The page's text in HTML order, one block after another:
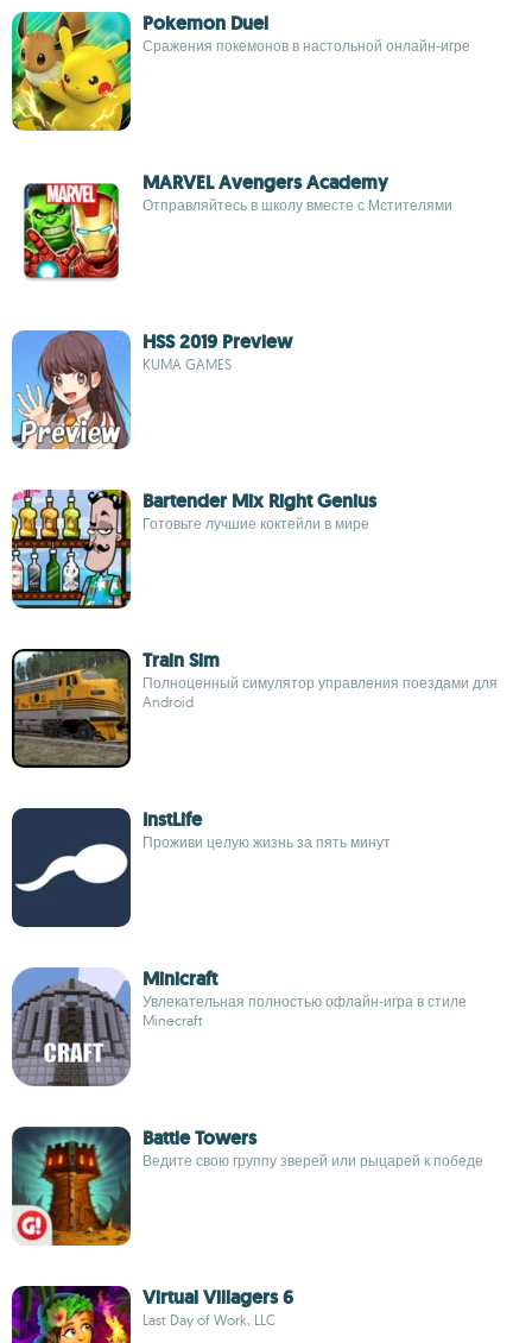
Pokemon Duel
Сражения покемонов в настольной онлайн-игре
MARVEL Avengers Academy
Отправляйтесь в школу вместе с Мстителями
HSS 2019 Preview
KUMA GAMES
Bartender Mix Right Genius
Готовьте лучшие коктейли в мире
Train Sim
Полноценный симулятор управления поездами для
Android
InstLife
Проживи целую жизнь за пять минут
Minicraft
Увлекательная полностью офлайн-игра в стиле
Minecraft
Battle Towers
Ведите свою группу зверей или рыцарей к победе
Virtual Villagers 6
Last Day of Work, LLC